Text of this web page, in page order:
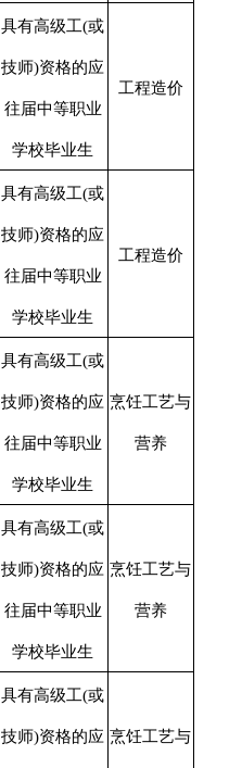
具有高级工(或
技师)资格的应
往届中等职业
学校毕业生
工程造价
具有高级工(或
技师)资格的应
往届中等职业
学校毕业生
工程造价
具有高级工(或
技师)资格的应
往届中等职业
学校毕业生
烹饪工艺与
营养
具有高级工(或
技师)资格的应
往届中等职业
学校毕业生
烹饪工艺与
营养
具有高级工(或
技师)资格的应 烹饪工艺与